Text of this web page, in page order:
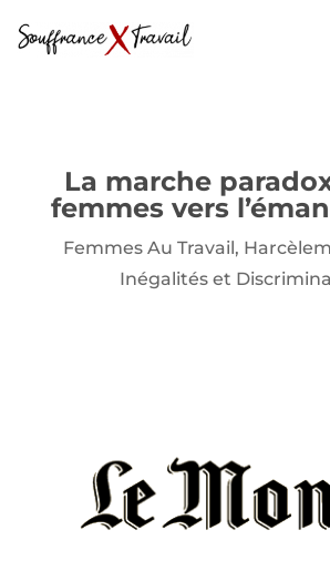
La marche
femmes vers
Femmes Au Travail,
Inégalités et